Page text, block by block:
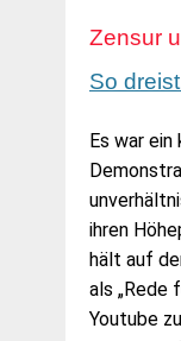
Zensur
So
Es war
ihren
hält auf
als „Rede
Youtube